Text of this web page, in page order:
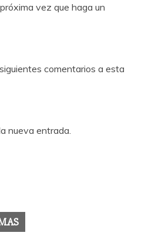
vez que haga un
comentarios a esta
nueva entrada.